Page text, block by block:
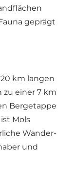
geprägt
20 km langen
zu einer 7 km
Bergetappe
Mols
Wander-
und